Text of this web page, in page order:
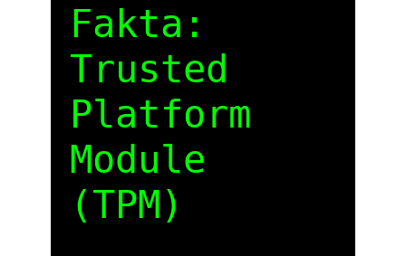
Fakta:
Trusted
Platform
Module
(TPM)